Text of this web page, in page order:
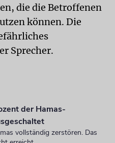
die die Betroffenen
können. Die
Sprecher.
der Hamas-
vollständig zerstören. Das